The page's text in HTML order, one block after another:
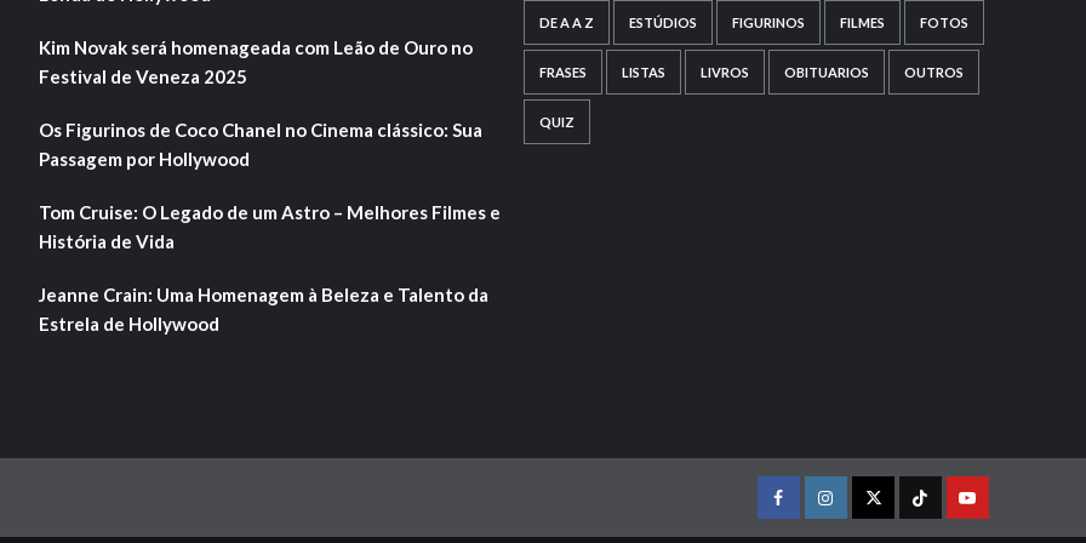
Kim Novak será homenageada com Leão de Ouro no
Festival de Veneza 2025
Os Figurinos de Coco Chanel no Cinema clássico: Sua
Passagem por Hollywood
Tom Cruise: O Legado de um Astro – Melhores Filmes e
História de Vida
Jeanne Crain: Uma Homenagem à Beleza e Talento da
Estrela de Hollywood
DE A A Z ESTÚDIOS FIGURINOS FILMES FOTOS
FRASES LISTAS LIVROS OBITUARIOS OUTROS
QUIZ
FacebookinstagramtwitterTiktokyoutube